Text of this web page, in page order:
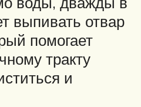
выпивать отвар
помогает
тракту
и